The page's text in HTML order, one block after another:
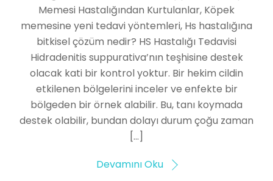
Memesi Hastalığından Kurtulanlar, Köpek
memesine yeni tedavi yöntemleri, Hs hastalığına
bitkisel çözüm nedir? HS Hastalığı Tedavisi
Hidradenitis suppurativa’nın teşhisine destek
olacak kati bir kontrol yoktur. Bir hekim cildin
etkilenen bölgelerini inceler ve enfekte bir
bölgeden bir örnek alabilir. Bu, tanı koymada
destek olabilir, bundan dolayı durum çoğu zaman
[…]
Devamını Oku